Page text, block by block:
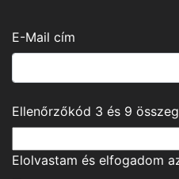
E-Mail cím
Ellenőrzőkód 3 és 9
Elolvastam és elfogadom